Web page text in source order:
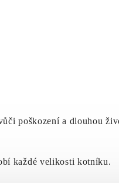
poškození a dlouhou
každé velikosti kotníku.